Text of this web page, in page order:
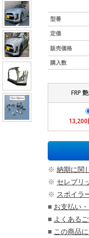
型番
定価
販売価格
購入数
FRP
13,200
※ 納期に関
※ セレブリ
※ スポイラ
■ お支払い
■ よくある
■ この商品